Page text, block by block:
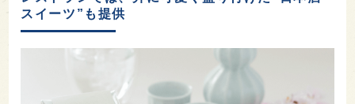
スイーツ”も提供